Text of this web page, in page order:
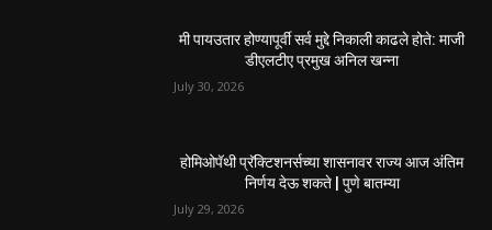
मी पायउतार होण्यापूर्वी सर्व मुद्दे निकाली काढले होते: माजी
डीएलटीए प्रमुख अनिल खन्ना
July 30, 2026
होमिओपॅथी प्रॅक्टिशनर्सच्या शासनावर राज्य आज अंतिम
निर्णय देऊ शकते | पुणे बातम्या
July 29, 2026